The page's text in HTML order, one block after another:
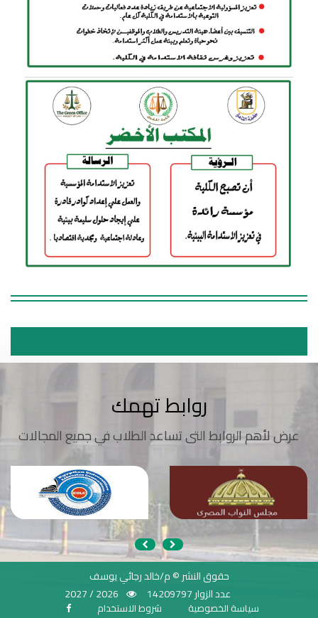
روابط تهمك
عرض لأهم الروابط التى تساعد الطلاب في جميع المجالات
حقوق النشر © م/خالد رجائي يوسف
عدد الزوار 14209797
2026 / 2027
سياسة الخصوصية شروط الاستخدام